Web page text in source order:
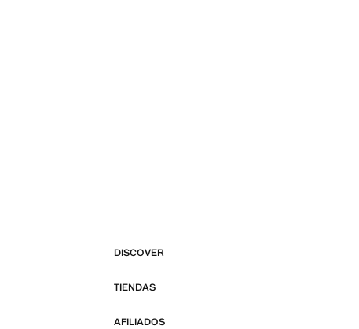
DISCOVER
TIENDAS
AFILIADOS